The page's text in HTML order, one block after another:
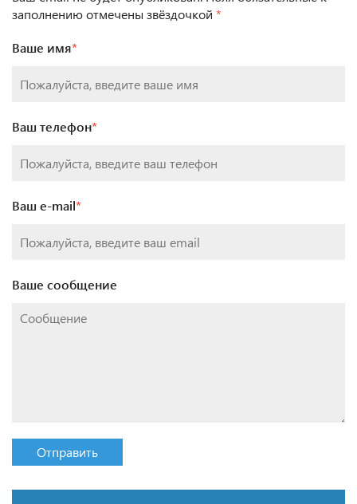
заполнению отмечены звёздочкой *
Ваше имя*
Ваш телефон*
Ваш e-mail*
Ваше сообщение
Отправить